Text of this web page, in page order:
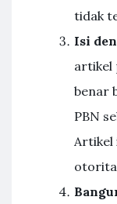
tidak
Isi
artikel
benar
PBN
Artikel